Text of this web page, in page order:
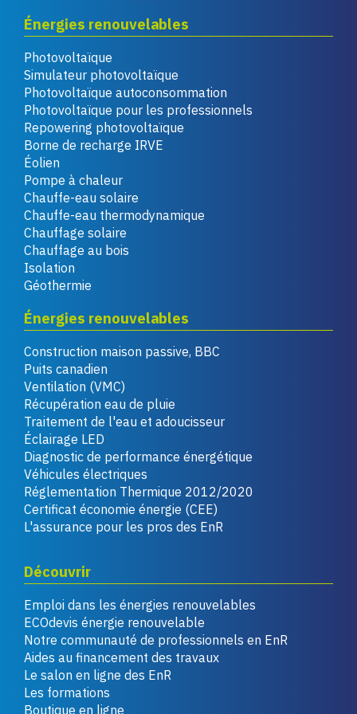
Énergies renouvelables
Photovoltaïque
Simulateur photovoltaïque
Photovoltaïque autoconsommation
Photovoltaïque pour les professionnels
Repowering photovoltaïque
Borne de recharge IRVE
Éolien
Pompe à chaleur
Chauffe-eau solaire
Chauffe-eau thermodynamique
Chauffage solaire
Chauffage au bois
Isolation
Géothermie
Énergies renouvelables
Construction maison passive, BBC
Puits canadien
Ventilation (VMC)
Récupération eau de pluie
Traitement de l'eau et adoucisseur
Éclairage LED
Diagnostic de performance énergétique
Véhicules électriques
Réglementation Thermique 2012/2020
Certificat économie énergie (CEE)
L'assurance pour les pros des EnR
Découvrir
Emploi dans les énergies renouvelables
ECOdevis énergie renouvelable
Notre communauté de professionnels en EnR
Aides au financement des travaux
Le salon en ligne des EnR
Les formations
Boutique en ligne